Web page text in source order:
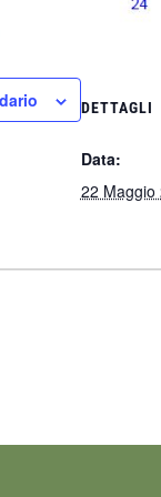
DETTAGLI
Data:
22 Maggio